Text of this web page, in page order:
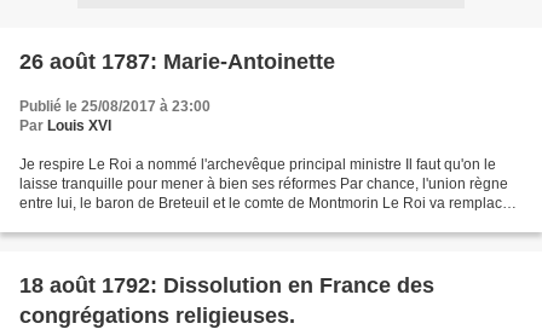
26 août 1787: Marie-Antoinette
Publié le 25/08/2017 à 23:00
Par Louis XVI
Je respire Le Roi a nommé l'archevêque principal ministre Il faut qu'on le
laisse tranquille pour mener à bien ses réformes Par chance, l'union règne
entre lui, le baron de Breteuil et le comte de Montmorin Le Roi va remplacer
18 août 1792: Dissolution en France des
congrégations religieuses.